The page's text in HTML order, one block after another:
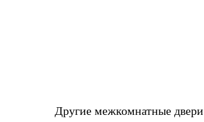
Другие межкомнатные двери